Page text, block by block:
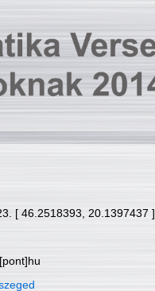
[ 46.2518393, 20.1397437 ]